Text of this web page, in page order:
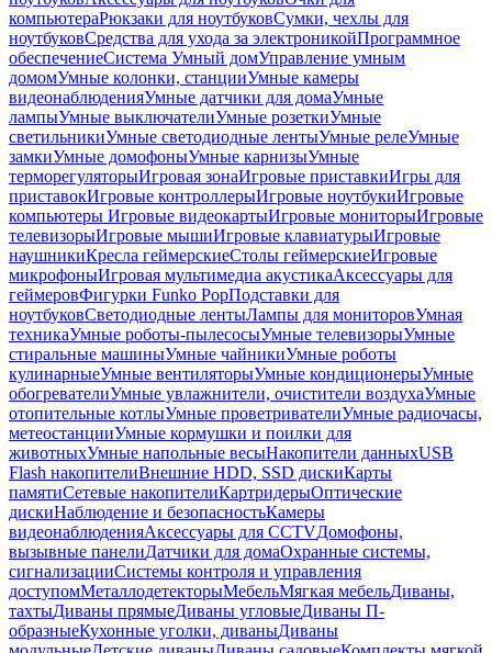
компьютераРюкзаки для ноутбуковСумки, чехлы для
ноутбуковСредства для ухода за электроникойПрограммное
обеспечениеСистема Умный домУправление умным
домомУмные колонки, станцииУмные камеры
видеонаблюденияУмные датчики для домаУмные
лампыУмные выключателиУмные розеткиУмные
светильникиУмные светодиодные лентыУмные релеУмные
замкиУмные домофоныУмные карнизыУмные
терморегуляторыИгровая зонаИгровые приставкиИгры для
приставокИгровые контроллерыИгровые ноутбукиИгровые
компьютеры Игровые видеокартыИгровые мониторыИгровые
телевизорыИгровые мышиИгровые клавиатурыИгровые
наушникиКресла геймерскиеСтолы геймерскиеИгровые
микрофоныИгровая мультимедиа акустикаАксессуары для
геймеровФигурки Funko PopПодставки для
ноутбуковСветодиодные лентыЛампы для мониторовУмная
техникаУмные роботы-пылесосыУмные телевизорыУмные
стиральные машиныУмные чайникиУмные роботы
кулинарныеУмные вентиляторыУмные кондиционерыУмные
обогревателиУмные увлажнители, очистители воздухаУмные
отопительные котлыУмные проветривателиУмные радиочасы,
метеостанцииУмные кормушки и поилки для
животныхУмные напольные весыНакопители данныхUSB
Flash накопителиВнешние HDD, SSD дискиКарты
памятиСетевые накопителиКартридерыОптические
дискиНаблюдение и безопасностьКамеры
видеонаблюденияАксессуары для CCTVДомофоны,
вызывные панелиДатчики для домаОхранные системы,
сигнализацииСистемы контроля и управления
доступомМеталлодетекторыМебельМягкая мебельДиваны,
тахтыДиваны прямыеДиваны угловыеДиваны П-
образныеКухонные уголки, диваныДиваны